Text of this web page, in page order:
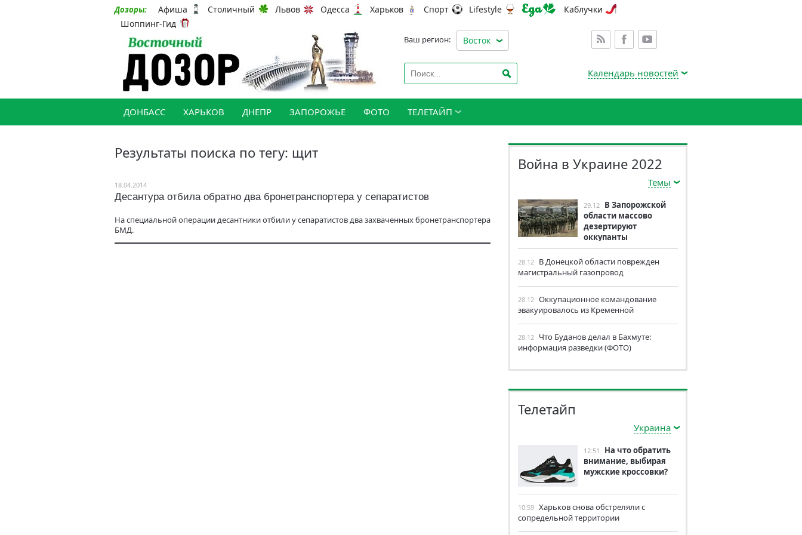
Дозоры: Афиша Столичный Львов Одесса Харьков Спорт Lifestyle
Каблучки
Шоппинг-Гид
Ваш регион: Восток
Календарь новостей
ДОНБАСС ХАРЬКОВ ДНЕПР ЗАПОРОЖЬЕ ФОТО ТЕЛЕТАЙП
Результаты поиска по тегу: щит
18.04.2014
Десантура отбила обратно два бронетранспортера у сепаратистов
На специальной операции десантники отбили у сепаратистов два захваченных бронетранспортера
БМД.
Война в Украине 2022
Темы
29.12 В Запорожской
области массово
дезертируют
оккупанты
28.12 В Донецкой области поврежден
магистральный газопровод
28.12 Оккупационное командование
эвакуировалось из Кременной
28.12 Что Буданов делал в Бахмуте:
информация разведки (ФОТО)
Телетайп
Украина
12:51
На что обратить
внимание, выбирая
мужские кроссовки?
10:59 Харьков снова обстреляли с
сопредельной территории